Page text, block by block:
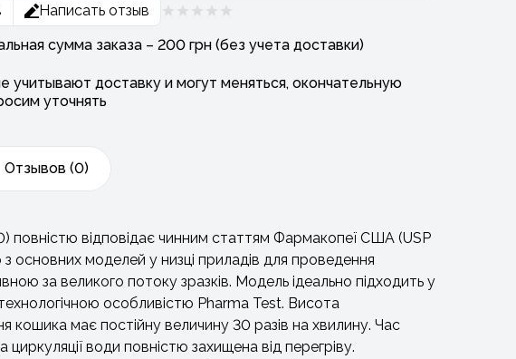
Написать отзыв
сумма заказа – 200 грн (без учета доставки)
учитывают доставку и могут меняться, окончательную
уточнять
Отзывов (0)
відповідає чинним статтям Фармакопеї США (USP
основних моделей у низці приладів для проведення
за великого потоку зразків. Модель ідеально підходить у
особливістю Pharma Test. Висота
має постійну величину 30 разів на хвилину. Час
води повністю захищена від перегріву.